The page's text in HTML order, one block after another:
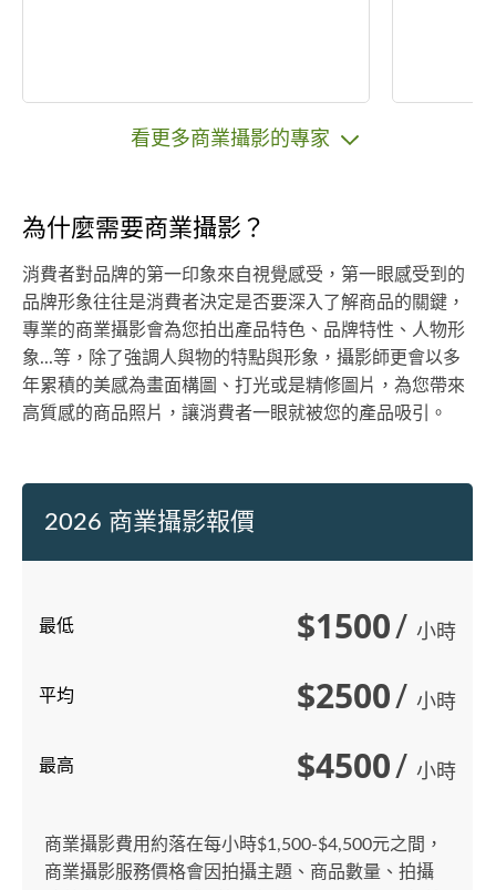
看更多商業攝影的專家
為什麼需要商業攝影？
消費者對品牌的第一印象來自視覺感受，第一眼感受到的
品牌形象往往是消費者決定是否要深入了解商品的關鍵，
專業的商業攝影會為您拍出產品特色、品牌特性、人物形
象...等，除了強調人與物的特點與形象，攝影師更會以多
年累積的美感為畫面構圖、打光或是精修圖片，為您帶來
高質感的商品照片，讓消費者一眼就被您的產品吸引。
2026 商業攝影報價
最低 $1500/ 小時
平均 $2500/ 小時
最高 $4500/ 小時
商業攝影費用約落在每小時$1,500-$4,500元之間，
商業攝影服務價格會因拍攝主題、商品數量、拍攝